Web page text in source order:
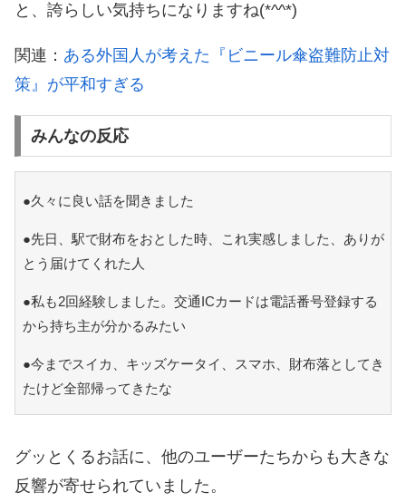
と、誇らしい気持ちになりますね(*^^*)
関連： ある外国人が考えた『ビニール傘盗難防止対
策』が平和すぎる
みんなの反応
●久々に良い話を聞きました
●先日、駅で財布をおとした時、これ実感しました、ありが
とう届けてくれた人
●私も2回経験しました。交通ICカードは電話番号登録する
から持ち主が分かるみたい
●今までスイカ、キッズケータイ、スマホ、財布落としてき
たけど全部帰ってきたな
グッとくるお話に、他のユーザーたちからも大きな
反響が寄せられていました。